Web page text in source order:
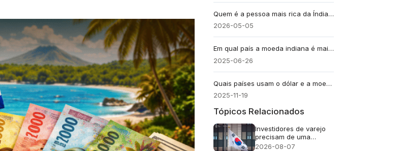
Quem é a pessoa mais rica da Índia? Conheça Mukesh Ambani
2026-05-05
Em qual país a moeda indiana é mais valorizada? Lista dos 15 principais
2025-06-26
Quais países usam o dólar e a moeda local: onde você pode pagar em mais de uma moeda
2025-11-19
Tópicos Relacionados
Investidores de varejo
precisam de uma
abordagem cuidadosa
2026-08-07